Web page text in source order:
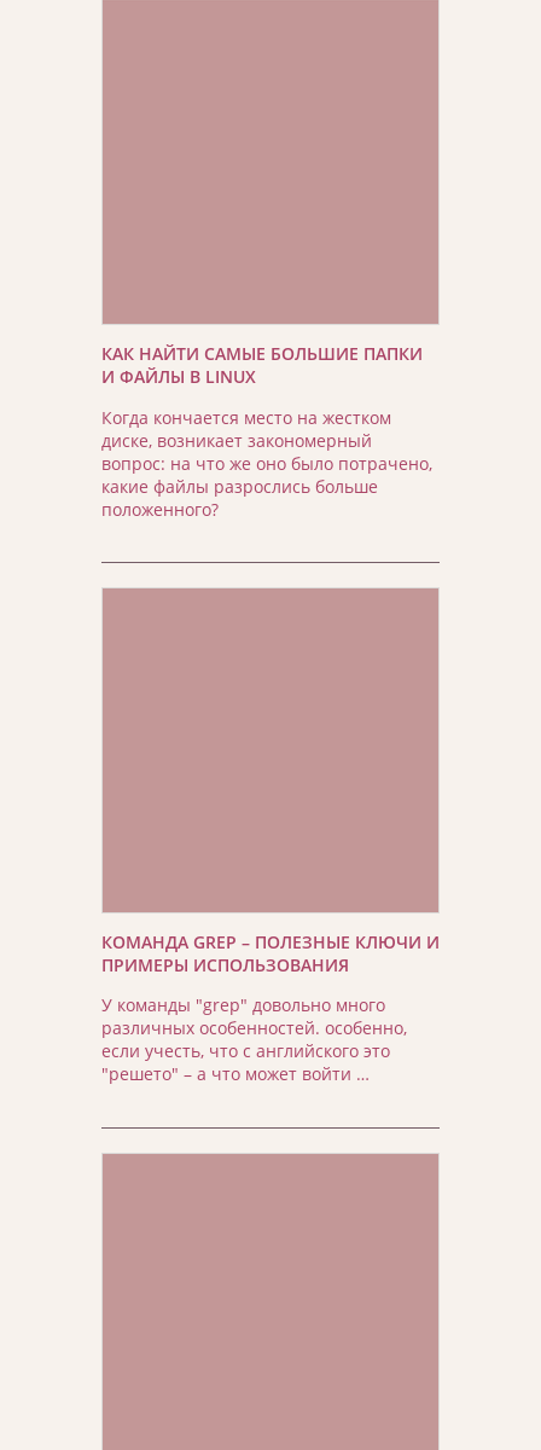
КАК НАЙТИ САМЫЕ БОЛЬШИЕ ПАПКИ
И ФАЙЛЫ В LINUX
Когда кончается место на жестком
диске, возникает закономерный
вопрос: на что же оно было потрачено,
какие файлы разрослись больше
положенного?
КОМАНДА GREP – ПОЛЕЗНЫЕ КЛЮЧИ И
ПРИМЕРЫ ИСПОЛЬЗОВАНИЯ
У команды "grep" довольно много
различных особенностей. особенно,
если учесть, что с английского это
"решето" – а что может войти …